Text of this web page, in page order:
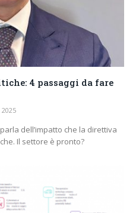
4 passaggi da fare
2025
dell’impatto che la direttiva
Il settore è pronto?